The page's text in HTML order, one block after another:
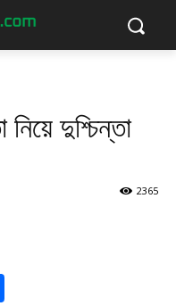
দুশ্চিন্তা
2365